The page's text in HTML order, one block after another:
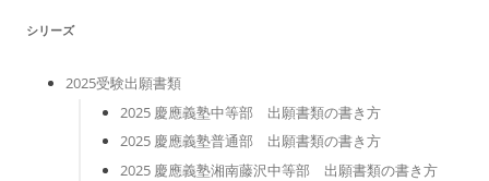
シリーズ
2025受験出願書類
2025 慶應義塾中等部 出願書類の書き方
2025 慶應義塾普通部 出願書類の書き方
2025 慶應義塾湘南藤沢中等部 出願書類の書き方